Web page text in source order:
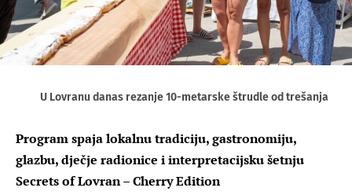
U Lovranu danas rezanje 10-metarske štrudle od trešanja
Program spaja lokalnu tradiciju, gastronomiju,
glazbu, dječje radionice i interpretacijsku šetnju
Secrets of Lovran – Cherry Edition